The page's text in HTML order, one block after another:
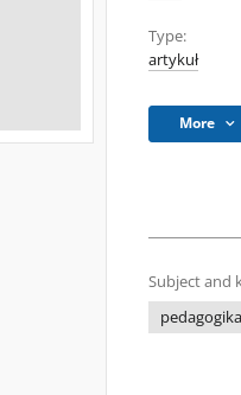
Type:
artykuł
More
Subject and
pedagogika